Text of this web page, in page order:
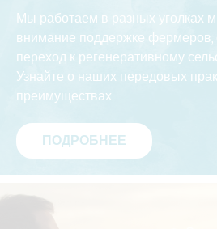
Мы работаем в разных уголках
внимание поддержке
переход к регенеративному
Узнайте о наших передовых
преимуществах.
ПОДРОБНЕЕ